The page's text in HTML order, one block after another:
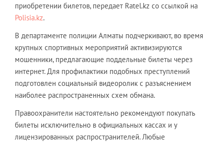
приобретении билетов, передает Ratel.kz со ссылкой на
Polisia.kz.
В департаменте полиции Алматы подчеркивают, во время
крупных спортивных мероприятий активизируются
мошенники, предлагающие поддельные билеты через
интернет. Для профилактики подобных преступлений
подготовлен социальный видеоролик с разъяснением
наиболее распространенных схем обмана.
Правоохранители настоятельно рекомендуют покупать
билеты исключительно в официальных кассах и у
лицензированных распространителей. Любые